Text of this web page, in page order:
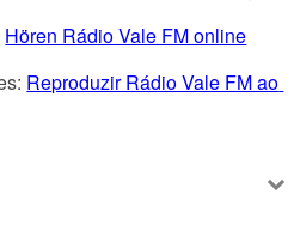
Hören Rádio Vale FM online
Reproduzir Rádio Vale FM ao